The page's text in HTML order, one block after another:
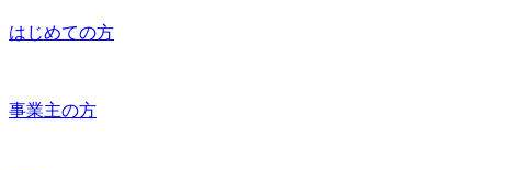
はじめての方
事業主の方